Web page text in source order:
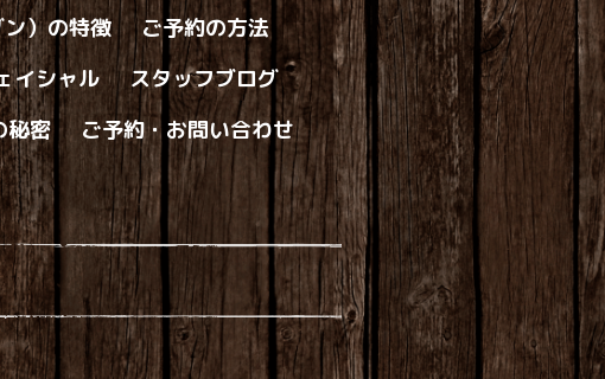
ン）の特徴
ご予約の方法
イシャル
スタッフブログ
秘密
ご予約・お問い合わせ